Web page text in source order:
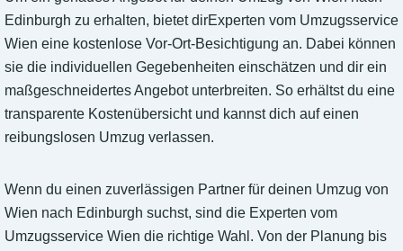
Edinburgh zu erhalten, bietet dirExperten vom Umzugsservice
Wien eine kostenlose Vor-Ort-Besichtigung an. Dabei können
sie die individuellen Gegebenheiten einschätzen und dir ein
maßgeschneidertes Angebot unterbreiten. So erhältst du eine
transparente Kostenübersicht und kannst dich auf einen
reibungslosen Umzug verlassen.
Wenn du einen zuverlässigen Partner für deinen Umzug von
Wien nach Edinburgh suchst, sind die Experten vom
Umzugsservice Wien die richtige Wahl. Von der Planung bis